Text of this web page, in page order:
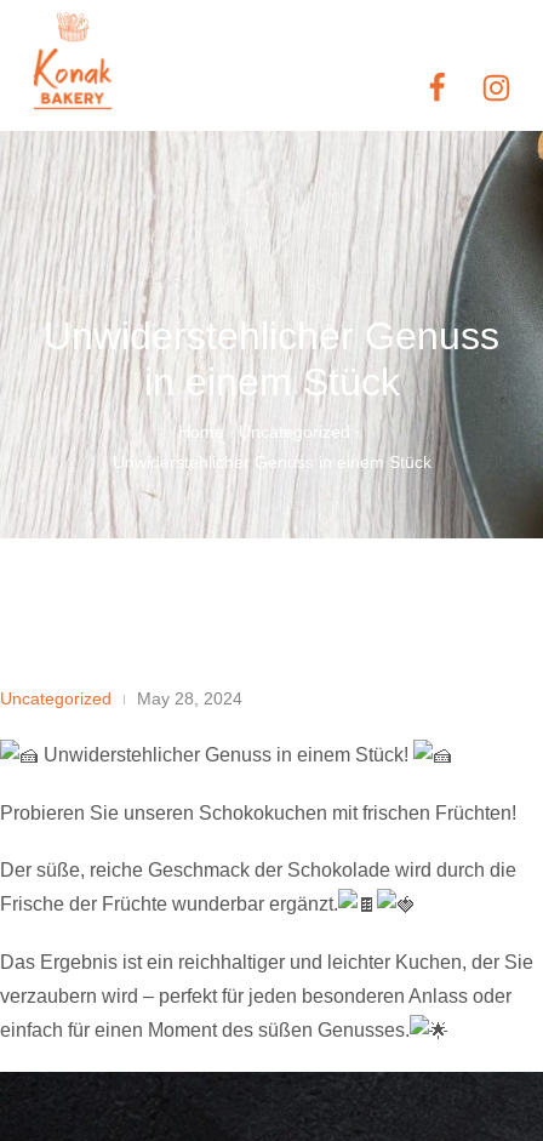
Unwiderstehlicher Genuss
in einem Stück
Home Uncategorized
Unwiderstehlicher Genuss in einem Stück
Uncategorized May 28, 2024
Unwiderstehlicher Genuss in einem Stück!
Probieren Sie unseren Schokokuchen mit frischen Früchten!
Der süße, reiche Geschmack der Schokolade wird durch die
Frische der Früchte wunderbar ergänzt.
Das Ergebnis ist ein reichhaltiger und leichter Kuchen, der Sie
verzaubern wird – perfekt für jeden besonderen Anlass oder
einfach für einen Moment des süßen Genusses.